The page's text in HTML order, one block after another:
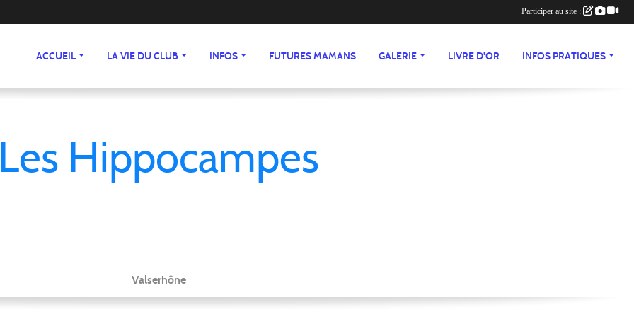
ACCUEIL LA VIE DU CLUB INFOS FUTURES MAMANS GALERIE LIVRE D'OR INFOS PRATIQUES
Les Hippocampes
Valserhône
Participer au site :